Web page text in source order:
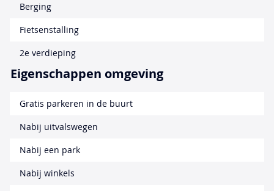
Berging
Fietsenstalling
2e verdieping
Eigenschappen omgeving
Gratis parkeren in de buurt
Nabij uitvalswegen
Nabij een park
Nabij winkels